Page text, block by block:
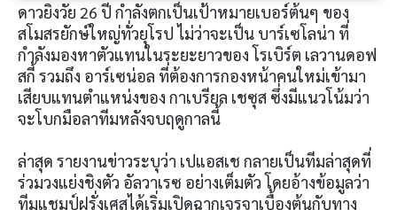
ดาวยิงวัย 26 ปี กำลังตกเป็นเป้าหมายเบอร์ต้นๆ ของ
สโมสรยักษ์ใหญ่ทั่วยุโรป ไม่ว่าจะเป็น บาร์เซโลน่า ที่
กำลังมองหาตัวแทนในระยะยาวของ โรเบิร์ต เลวานดอฟ
สกี้ รวมถึง อาร์เซน่อล ที่ต้องการกองหน้าคนใหม่เข้ามา
เสียบแทนตำแหน่งของ กาเบรียล เชซุส ซึ่งมีแนวโน้มว่า
จะโบกมือลาทีมหลังจบฤดูกาลนี้
ล่าสุด รายงานข่าวระบุว่า เปแอสเช กลายเป็นทีมล่าสุดที่
ร่วมวงแย่งชิงตัว อัลวาเรซ อย่างเต็มตัว โดยอ้างข้อมูลว่า
ทีมแชมป์ฝรั่งเศสได้เริ่มเปิดฉากเจรจาเบื้องต้นกับทาง